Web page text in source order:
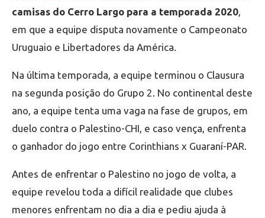
camisas do Cerro Largo para a temporada 2020
em que a equipe disputa novamente o Campeonato
Uruguaio e Libertadores da América.
Na última temporada, a equipe terminou o Clausura
na segunda posição do Grupo 2. No continental deste
ano, a equipe tenta uma vaga na fase de grupos, em
duelo contra o Palestino-CHI, e caso vença, enfrenta
o ganhador do jogo entre Corinthians x Guaraní-PAR.
Antes de enfrentar o Palestino no jogo de volta, a
equipe revelou toda a difícil realidade que clubes
menores enfrentam no dia a dia e pediu ajuda à